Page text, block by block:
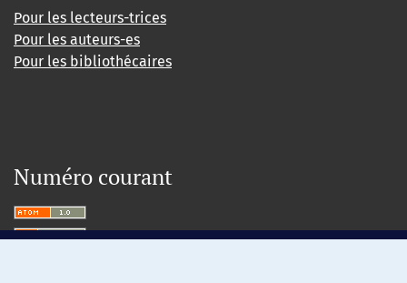
Pour les lecteurs-trices
Pour les auteurs-es
Pour les bibliothécaires
Numéro courant